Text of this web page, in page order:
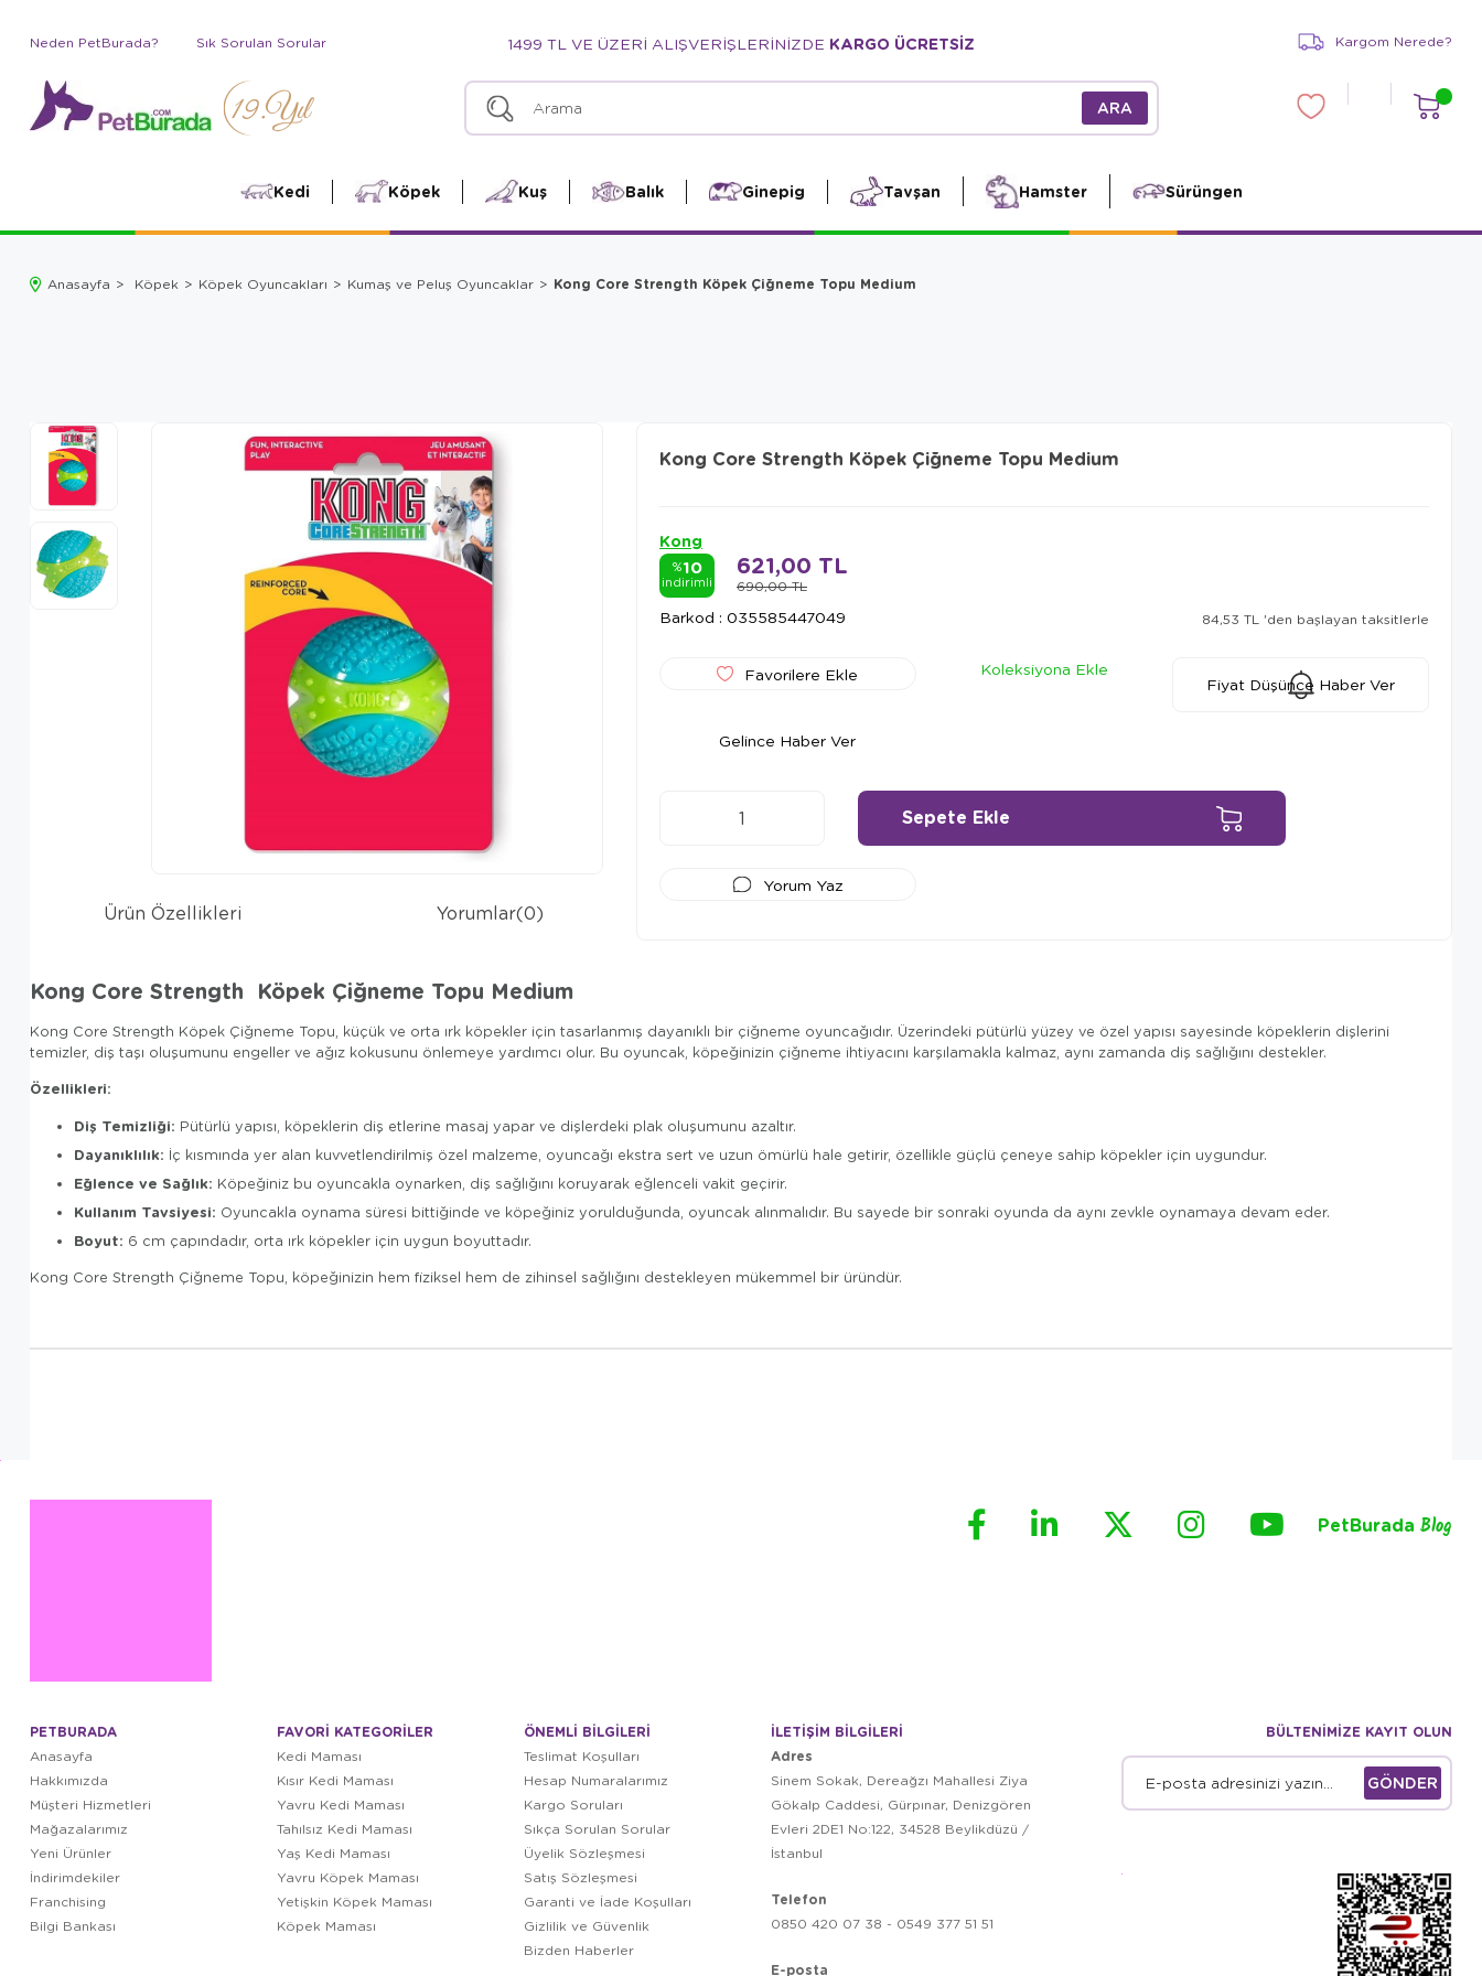
Neden PetBurada? Sık Sorulan Sorular 1499 TL VE ÜZERİ ALIŞVERİŞLERİNİZDE KARGO ÜCRETSİZ Kargom Nerede?
Kedi Köpek Kuş Balık Ginepig Tavşan Hamster Sürüngen
Anasayfa Köpek Köpek Oyuncakları Kumaş ve Peluş Oyuncaklar Kong Core Strength Köpek Çiğneme Topu Medium
Kong Core Strength Köpek Çiğneme Topu Medium
Kong
%10
indirimli 690,00 TL
621,00 TL
Barkod : 035585447049 84,53 TL 'den başlayan taksitlerle
Favorilere Ekle
Koleksiyona Ekle
Fiyat Düşünce Haber Ver
Gelince Haber Ver
Yorum Yaz
Ürün Özellikleri Yorumlar(0)
Kong Core Strength Köpek Çiğneme Topu Medium
Kong Core Strength Köpek Çiğneme Topu, küçük ve orta ırk köpekler için tasarlanmış dayanıklı bir çiğneme oyuncağıdır. Üzerindeki pütürlü yüzey ve özel yapısı sayesinde köpeklerin dişlerini
temizler, diş taşı oluşumunu engeller ve ağız kokusunu önlemeye yardımcı olur. Bu oyuncak, köpeğinizin çiğneme ihtiyacını karşılamakla kalmaz, aynı zamanda diş sağlığını destekler.
Özellikleri:
Diş Temizliği: Pütürlü yapısı, köpeklerin diş etlerine masaj yapar ve dişlerdeki plak oluşumunu azaltır.
Dayanıklılık: İç kısmında yer alan kuvvetlendirilmiş özel malzeme, oyuncağı ekstra sert ve uzun ömürlü hale getirir, özellikle güçlü çeneye sahip köpekler için uygundur.
Eğlence ve Sağlık: Köpeğiniz bu oyuncakla oynarken, diş sağlığını koruyarak eğlenceli vakit geçirir.
Kullanım Tavsiyesi: Oyuncakla oynama süresi bittiğinde ve köpeğiniz yorulduğunda, oyuncak alınmalıdır. Bu sayede bir sonraki oyunda da aynı zevkle oynamaya devam eder.
Boyut: 6 cm çapındadır, orta ırk köpekler için uygun boyuttadır.
Kong Core Strength Çiğneme Topu, köpeğinizin hem fiziksel hem de zihinsel sağlığını destekleyen mükemmel bir üründür.
PetBurada Blog
PETBURADA
Anasayfa
Hakkımızda
Müşteri Hizmetleri
Mağazalarımız
Yeni Ürünler
İndirimdekiler
Franchising
Bilgi Bankası
FAVORİ KATEGORİLER
Kedi Maması
Kısır Kedi Maması
Yavru Kedi Maması
Tahılsız Kedi Maması
Yaş Kedi Maması
Yavru Köpek Maması
Yetişkin Köpek Maması
Köpek Maması
ÖNEMLİ BİLGİLERİ
Teslimat Koşulları
Hesap Numaralarımız
Kargo Soruları
Sıkça Sorulan Sorular
Üyelik Sözleşmesi
Satış Sözleşmesi
Garanti ve İade Koşulları
Gizlilik ve Güvenlik
Bizden Haberler
İLETİŞİM BİLGİLERİ
Adres
Sinem Sokak, Dereağzı Mahallesi Ziya
Gökalp Caddesi, Gürpınar, Denizgören
Evleri 2DE1 No:122, 34528 Beylikdüzü /
İstanbul
Telefon
0850 420 07 38 - 0549 377 51 51
E-posta
BÜLTENİMİZE KAYIT OLUN
GÖNDER